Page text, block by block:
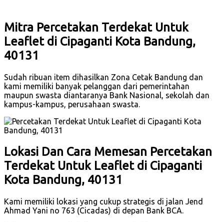
Mitra Percetakan Terdekat Untuk
Leaflet di Cipaganti Kota Bandung,
40131
Sudah ribuan item dihasilkan Zona Cetak Bandung dan
kami memiliki banyak pelanggan dari pemerintahan
maupun swasta diantaranya Bank Nasional, sekolah dan
kampus-kampus, perusahaan swasta.
Lokasi Dan Cara Memesan Percetakan
Terdekat Untuk Leaflet di Cipaganti
Kota Bandung, 40131
Kami memiliki lokasi yang cukup strategis di jalan Jend
Ahmad Yani no 763 (Cicadas) di depan Bank BCA.